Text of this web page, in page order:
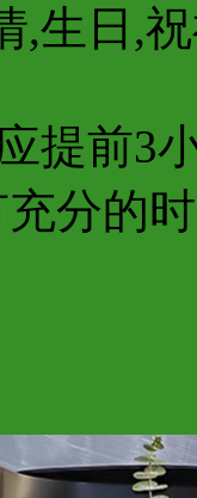
,生日,
提前3
分的